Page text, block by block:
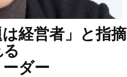
は経営者」と指摘
ダー